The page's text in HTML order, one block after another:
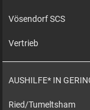
Vösendorf SCS
Vertrieb
AUSHILFE* IN
Ried/Tumeltsham